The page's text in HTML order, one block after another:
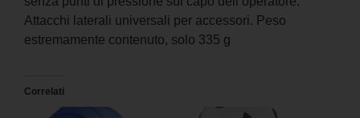
Attacchi laterali universali per accessori. Peso
estremamente contenuto, solo 335 g
Correlati